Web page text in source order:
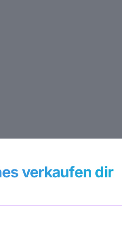
verkaufen dir